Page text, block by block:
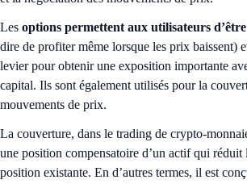
Les options permettent aux utilisateurs
dire de profiter même lorsque les prix baissent)
levier pour obtenir une exposition importante
capital. Ils sont également utilisés pour la
mouvements de prix.
La couverture, dans le trading de crypto-
une position compensatoire d’un actif qui réduit
position existante. En d’autres termes, il est